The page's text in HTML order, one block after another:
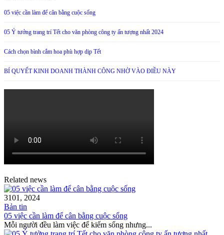
05 việc cần làm để cân bằng cuộc sống
05 Ý tưởng trang trí Tết cho văn phòng công ty ấn tượng nhất 2024
Cách chọn bình cắm hoa phù hợp dịp Tết
BÍ QUYẾT KINH DOANH THÀNH CÔNG NHỜ VÀO ĐIỀU NÀY
Related news
3101, 2024
Bản tin
05 việc cần làm để cân bằng cuộc sống
Mỗi người đều làm việc để kiếm sống nhưng...